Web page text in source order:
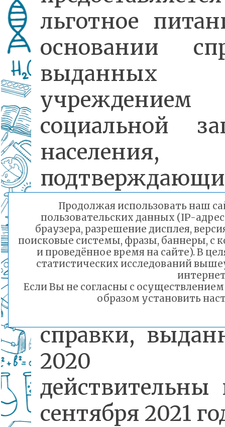
льготное
основании
выданных
учреждением
социальной
населения,
статус
«малоимущая».
Обращаем
внимание на
справки,
2020
действительны
сентября 2021
Продолжая использовать наш
пользовательских данных (IP-
браузера, разрешение дисплея,
поисковые системы, фразы, баннеры, с
и проведённое время на сайте). В
статистических исследований
Если Вы не согласны с
образом установить